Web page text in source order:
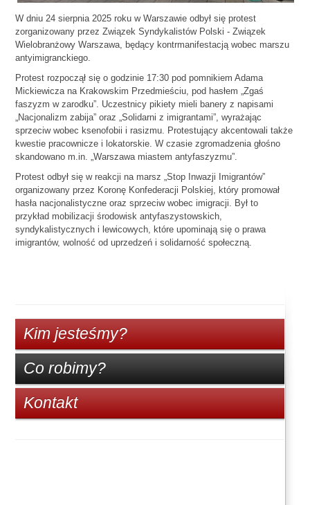
W dniu 24 sierpnia 2025 roku w Warszawie odbył się protest
zorganizowany przez Związek Syndykalistów Polski - Związek
Wielobranżowy Warszawa, będący kontrmanifestacją wobec marszu
antyimigranckiego.
Protest rozpoczął się o godzinie 17:30 pod pomnikiem Adama
Mickiewicza na Krakowskim Przedmieściu, pod hasłem „Zgaś
faszyzm w zarodku”. Uczestnicy pikiety mieli banery z napisami
„Nacjonalizm zabija” oraz „Solidarni z imigrantami”, wyrażając
sprzeciw wobec ksenofobii i rasizmu. Protestujący akcentowali także
kwestie pracownicze i lokatorskie. W czasie zgromadzenia głośno
skandowano m.in. „Warszawa miastem antyfaszyzmu”.
Protest odbył się w reakcji na marsz „Stop Inwazji Imigrantów”
organizowany przez Koronę Konfederacji Polskiej, który promował
hasła nacjonalistyczne oraz sprzeciw wobec imigracji. Był to
przykład mobilizacji środowisk antyfaszystowskich,
syndykalistycznych i lewicowych, które upominają się o prawa
imigrantów, wolność od uprzedzeń i solidarność społeczną.
Kim jesteśmy?
Co robimy?
Kontakt